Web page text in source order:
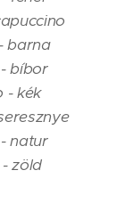
barna
bíbor
- kék
natur
zöld